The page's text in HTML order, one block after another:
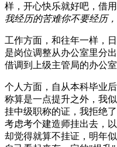
样，开心快乐就好吧，借
我经历的苦难你不要经历
工作方面，和往年一样，
是岗位调整从办公室里分
借调到上级主管局的办公室
个人方面，自从本科毕业
称算是一点提升之外，我
挂中级职称的证，我拒绝
考虑考个建造师挂出去，
却觉得就算不挂证，明年